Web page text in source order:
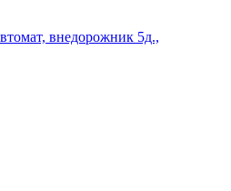
внедорожник 5д.,